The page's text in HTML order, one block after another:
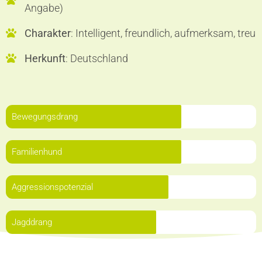
Angabe)
Charakter: Intelligent, freundlich, aufmerksam, treu
Herkunft: Deutschland
Bewegungsdrang
Familienhund
Aggressionspotenzial
Jagddrang